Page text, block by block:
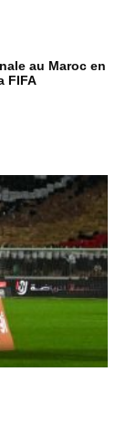
au Maroc en
FIFA